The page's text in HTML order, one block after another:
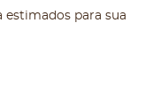
estimados para sua